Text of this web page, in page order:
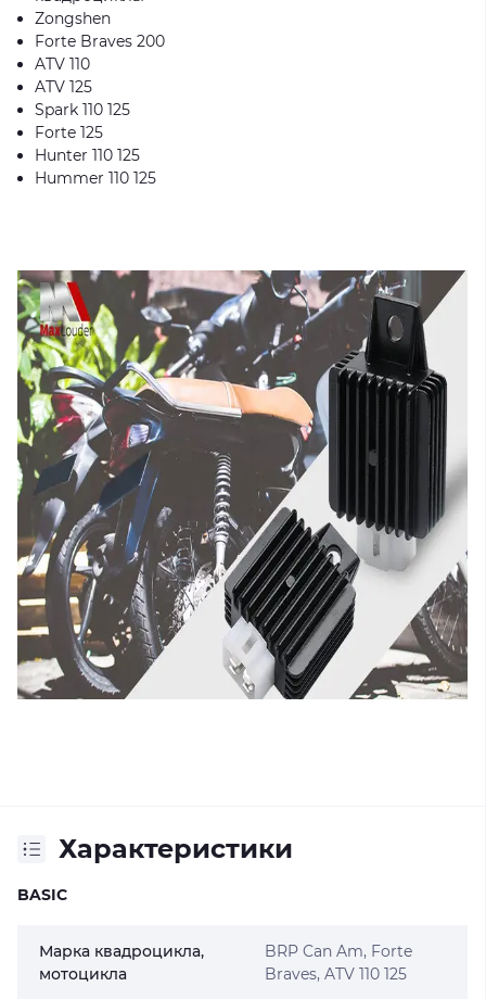
Zongshen
Forte Braves 200
ATV 110
ATV 125
Spark 110 125
Forte 125
Hunter 110 125
Hummer 110 125
Характеристики
BASIC
Марка квадроцикла,
мотоцикла
BRP Can Am, Forte
Braves, ATV 110 125